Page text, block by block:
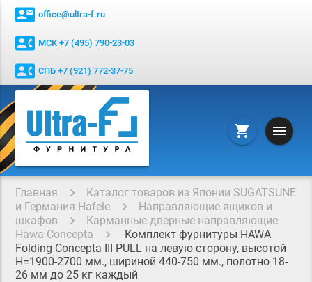
contact_mail office@ultra-f.ru
contact_phone МСК +7 (495) 790-23-03
contact_phone СПБ +7 (921) 772-37-75
shopping_cart menu
Главная
Каталог товаров из Японии SUGATSUNE
и Германия Hafele
Направляющие ящиков и
шкафов
Карманные дверные направляющие
Hawa Concepta
Комплект фурнитуры HAWA
Folding Concepta III PULL на левую сторону, высотой
Н=1900-2700 мм., шириной 440-750 мм., полотно 18-
26 мм до 25 кг каждый